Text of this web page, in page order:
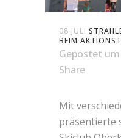
08 JULI
BEIM
Gepostet um
Share
Mit
präsentierte